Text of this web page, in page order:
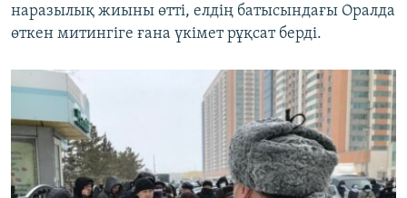
наразылық жиыны өтті, елдің батысындағы Оралда
өткен митингіге ғана үкімет рұқсат берді.